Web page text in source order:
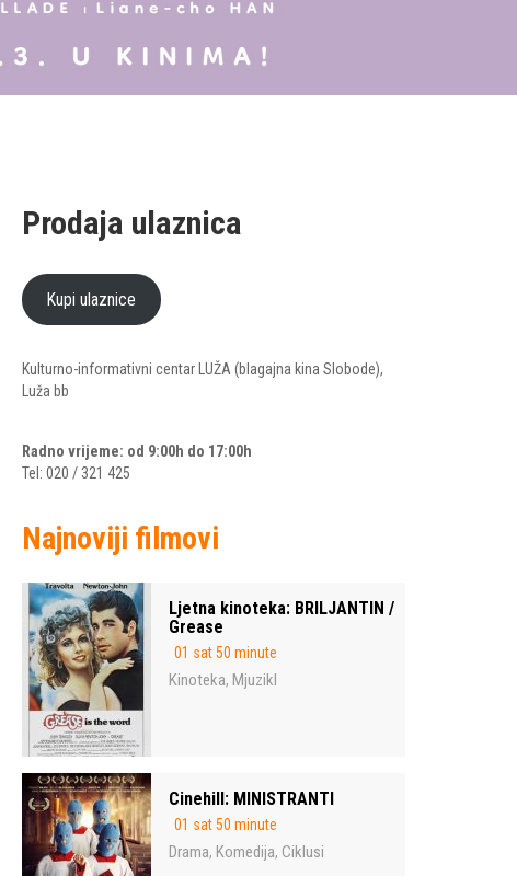
Prodaja ulaznica
Kupi ulaznice
Kulturno-informativni centar LUŽA (blagajna kina Slobode),
Luža bb
Radno vrijeme: od 9:00h do 17:00h
Tel: 020 / 321 425
Najnoviji filmovi
Ljetna kinoteka: BRILJANTIN /
Grease
01 sat 50 minute
Kinoteka, Mjuzikl
Cinehill: MINISTRANTI
01 sat 50 minute
Drama, Komedija, Ciklusi